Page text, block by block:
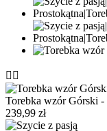
 
Torebka wzór Górski -
239,99 zł